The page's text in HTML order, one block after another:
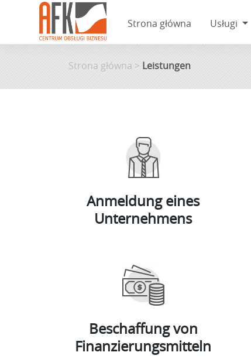
Skip
to
Strona główna Usługi
Strona główna > Leistungen
Anmeldung eines
Unternehmens
Beschaffung von
Finanzierungsmitteln